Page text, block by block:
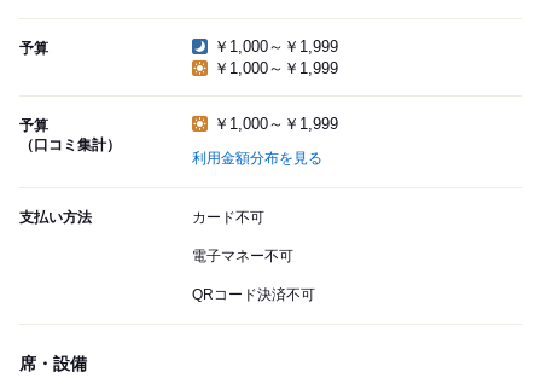
予算
￥1,000～￥1,999
￥1,000～￥1,999
予算
（口コミ集計）
￥1,000～￥1,999
利用金額分布を見る
支払い方法 カード不可
電子マネー不可
QRコード決済不可
席・設備